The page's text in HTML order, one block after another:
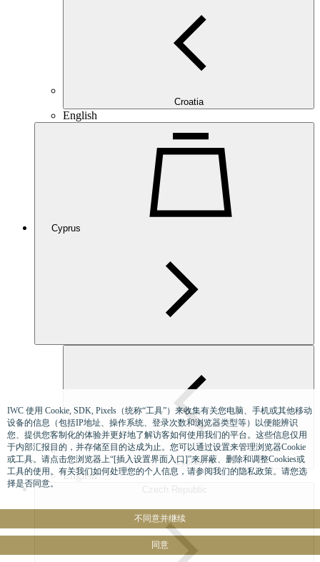
Croatia
English
Cyprus
Cyprus
English
Czech Republic
IWC 使用 Cookie, SDK, Pixels（统称“工具”）来收集有关您电脑、手机或其他移动
设备的信息（包括IP地址、操作系统、登录次数和浏览器类型等）以便能辨识
您、提供您客制化的体验并更好地了解访客如何使用我们的平台。这些信息仅用
于内部汇报目的，并存储至目的达成为止。您可以通过设置来管理浏览器Cookie
或工具。请点击您浏览器上“[插入设置界面入口]”来屏蔽、删除和调整Cookies或
工具的使用。有关我们如何处理您的个人信息，请参阅我们的隐私政策。请您选
择是否同意。
不同意并继续
同意